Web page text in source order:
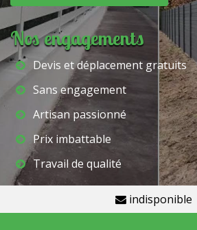
Nos engagements
Devis et déplacement gratuits
Sans engagement
Artisan passionné
Prix imbattable
Travail de qualité
indisponible